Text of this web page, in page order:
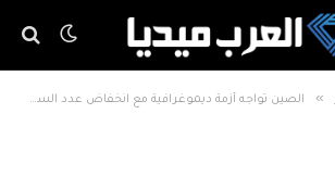
» الصين تواجه أزمة ديموغرافية مع انخفاض عدد السكان للعام الثالث على التوالي